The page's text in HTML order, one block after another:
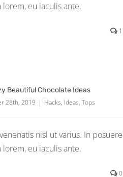
lorem, eu iaculis ante.
1
Beautiful Chocolate Ideas
28th, 2019 | Hacks, Ideas, Tops
nisl ut varius. In posuere
lorem, eu iaculis ante.
0